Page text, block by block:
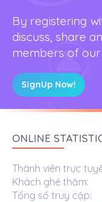
By registering
discuss, share
members of
SignUp Now!
ONLINE
Thành viên trực
Khách ghé thăm
Tổng số truy cập